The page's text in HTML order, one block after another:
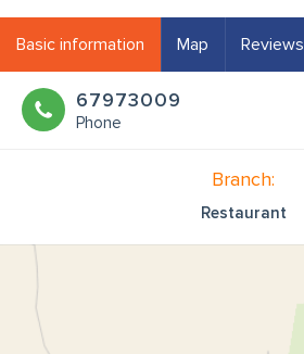
Basic information Map Reviews
67973009
Phone
Branch:
Restaurant